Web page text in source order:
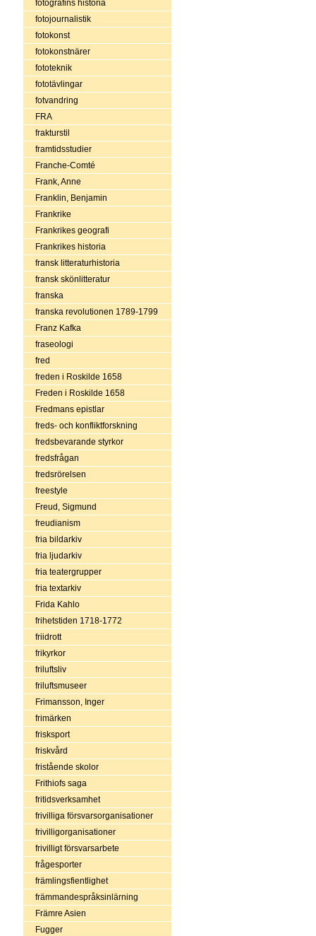
fotografins historia
fotojournalistik
fotokonst
fotokonstnärer
fototeknik
fototävlingar
fotvandring
FRA
frakturstil
framtidsstudier
Franche-Comté
Frank, Anne
Franklin, Benjamin
Frankrike
Frankrikes geografi
Frankrikes historia
fransk litteraturhistoria
fransk skönlitteratur
franska
franska revolutionen 1789-1799
Franz Kafka
fraseologi
fred
freden i Roskilde 1658
Freden i Roskilde 1658
Fredmans epistlar
freds- och konfliktforskning
fredsbevarande styrkor
fredsfrågan
fredsrörelsen
freestyle
Freud, Sigmund
freudianism
fria bildarkiv
fria ljudarkiv
fria teatergrupper
fria textarkiv
Frida Kahlo
frihetstiden 1718-1772
friidrott
frikyrkor
friluftsliv
friluftsmuseer
Frimansson, Inger
frimärken
frisksport
friskvård
fristående skolor
Frithiofs saga
fritidsverksamhet
frivilliga försvarsorganisationer
frivilligorganisationer
frivilligt försvarsarbete
frågesporter
främlingsfientlighet
främmandespråksinlärning
Främre Asien
Fugger